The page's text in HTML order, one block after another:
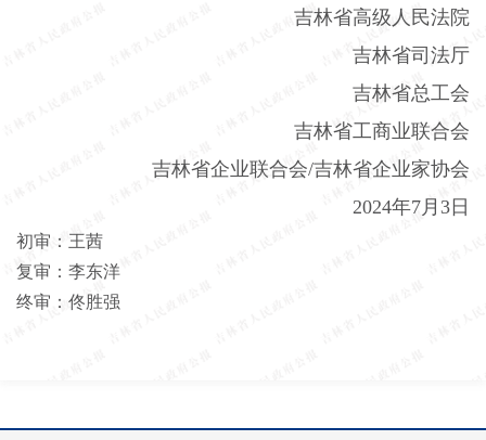
吉林省高级人民法院
吉林省司法厅
吉林省总工会
吉林省工商业联合会
吉林省企业联合会/吉林省企业家协会
2024年7 月 3日
初审：王茜
复审：李东洋
终审：佟胜强